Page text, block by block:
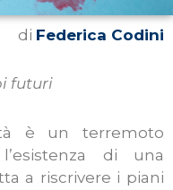
di Federica Codini
futuri
è un terremoto
di una
a riscrivere i piani